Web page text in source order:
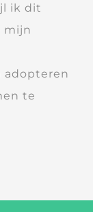
ik dit
mijn
adopteren
te